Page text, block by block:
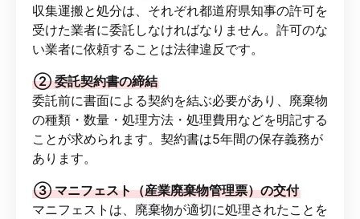
収集運搬と処分は、それぞれ都道府県知事の許可を
受けた業者に委託しなければなりません。許可のな
い業者に依頼することは法律違反です。
② 委託契約書の締結
委託前に書面による契約を結ぶ必要があり、廃棄物
の種類・数量・処理方法・処理費用などを明記する
ことが求められます。契約書は5年間の保存義務が
あります。
③ マニフェスト（産業廃棄物管理票）の交付
マニフェストは、廃棄物が適切に処理されたことを